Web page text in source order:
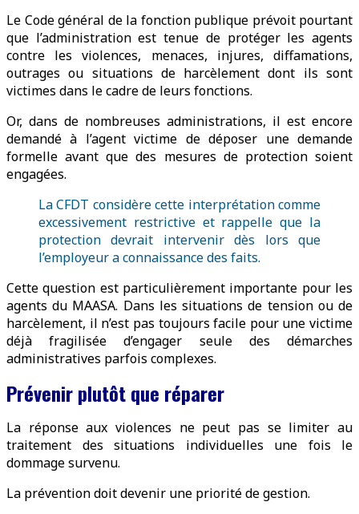
Le Code général de la fonction publique prévoit pourtant
que l’administration est tenue de protéger les agents
contre les violences, menaces, injures, diffamations,
outrages ou situations de harcèlement dont ils sont
victimes dans le cadre de leurs fonctions.
Or, dans de nombreuses administrations, il est encore
demandé à l’agent victime de déposer une demande
formelle avant que des mesures de protection soient
engagées.
La CFDT considère cette interprétation comme
excessivement restrictive et rappelle que la
protection devrait intervenir dès lors que
l’employeur a connaissance des faits.
Cette question est particulièrement importante pour les
agents du MAASA. Dans les situations de tension ou de
harcèlement, il n’est pas toujours facile pour une victime
déjà fragilisée d’engager seule des démarches
administratives parfois complexes.
Prévenir plutôt que réparer
La réponse aux violences ne peut pas se limiter au
traitement des situations individuelles une fois le
dommage survenu.
La prévention doit devenir une priorité de gestion.